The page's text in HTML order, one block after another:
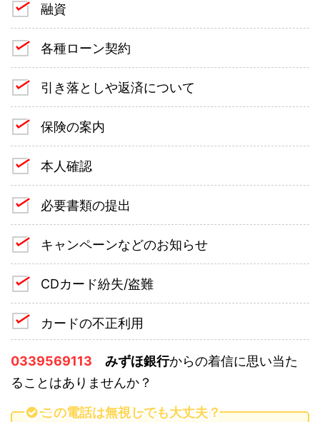
融資
各種ローン契約
引き落としや返済について
保険の案内
本人確認
必要書類の提出
キャンペーンなどのお知らせ
CDカード紛失/盗難
カードの不正利用
0339569113 みずほ銀行からの着信に思い当た
ることはありませんか？
この電話は無視しても大丈夫？